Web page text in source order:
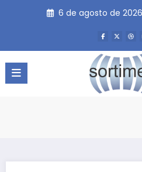
6 de agosto de 2026